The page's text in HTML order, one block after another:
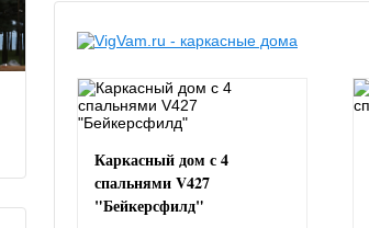
Каркасный дом с 4
спальнями V427
"Бейкерсфилд"